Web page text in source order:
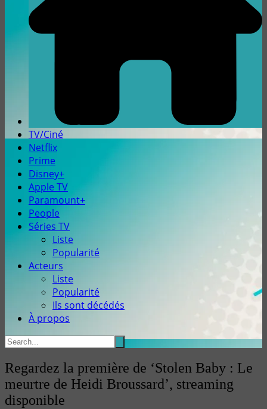
TV/Ciné
Netflix
Prime
Disney+
Apple TV
Paramount+
People
Séries TV
Liste
Popularité
Acteurs
Liste
Popularité
Ils sont décédés
À propos
Regardez la première de ‘Stolen Baby : Le
meurtre de Heidi Broussard’, streaming
disponible